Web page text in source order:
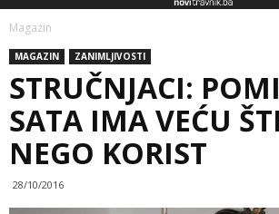
Magazin
MAGAZIN ZANIMLJIVOSTI
STRUČNJACI:
SATA IMA VEĆU
NEGO KORIST
28/10/2016